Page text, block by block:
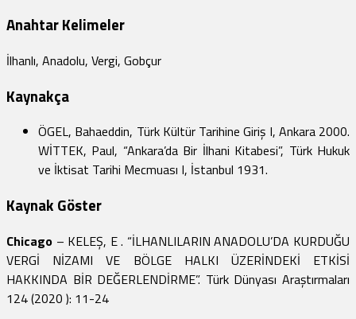
Anahtar Kelimeler
İlhanlı, Anadolu, Vergi, Gobçur
Kaynakça
ÖGEL, Bahaeddin, Türk Kültür Tarihine Giriş I, Ankara 2000.
WİTTEK, Paul, “Ankara’da Bir İlhani Kitabesi”, Türk Hukuk
ve İktisat Tarihi Mecmuası I, İstanbul 1931.
Kaynak Göster
Chicago – KELEŞ, E . “İLHANLILARIN ANADOLU’DA KURDUĞU
VERGİ NİZAMI VE BÖLGE HALKI ÜZERİNDEKİ ETKİSİ
HAKKINDA BİR DEĞERLENDİRME”. Türk Dünyası Araştırmaları
124 (2020 ): 11-24